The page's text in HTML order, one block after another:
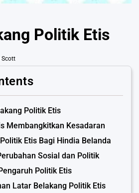
Politik Etis
Scott
Politik Etis
Membangkitkan Kesadaran
Etis Bagi Hindia Belanda
Sosial dan Politik
Politik Etis
Latar Belakang Politik Etis